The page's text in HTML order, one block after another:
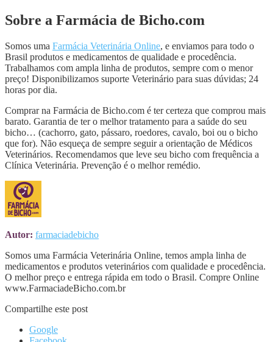
Sobre a Farmácia de Bicho.com
Somos uma Farmácia Veterinária Online, e enviamos para todo o
Brasil produtos e medicamentos de qualidade e procedência.
Trabalhamos com ampla linha de produtos, sempre com o menor
preço! Disponibilizamos suporte Veterinário para suas dúvidas; 24
horas por dia.
Comprar na Farmácia de Bicho.com é ter certeza que comprou mais
barato. Garantia de ter o melhor tratamento para a saúde do seu
bicho… (cachorro, gato, pássaro, roedores, cavalo, boi ou o bicho
que for). Não esqueça de sempre seguir a orientação de Médicos
Veterinários. Recomendamos que leve seu bicho com frequência a
Clínica Veterinária. Prevenção é o melhor remédio.
Autor: farmaciadebicho
Somos uma Farmácia Veterinária Online, temos ampla linha de
medicamentos e produtos veterinários com qualidade e procedência.
O melhor preço e entrega rápida em todo o Brasil. Compre Online
www.FarmaciadeBicho.com.br
Compartilhe este post
Google